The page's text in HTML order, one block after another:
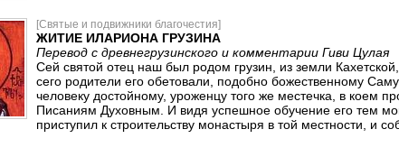
[Святые и подвижники благочестия]
ЖИТИЕ ИЛАРИОНА ГРУЗИНА
Перевод с древнегрузинского и комментарии Гиви Цулая
Сей святой отец наш был родом грузин, из земли
сего родители его обетовали, подобно божественному
человеку достойному, уроженцу того же местечка, в коем
Писаниям Духовным. И видя успешное обучение его тем
приступил к строительству монастыря в той местности, и